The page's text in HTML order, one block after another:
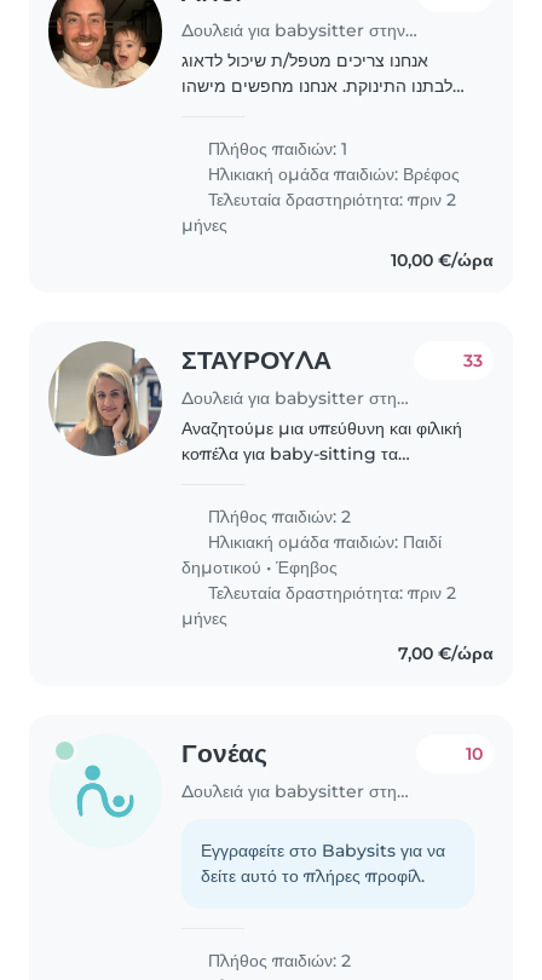
Δουλειά για babysitter στην περιοχή Γλυφάδα
אנחנו צריכים מטפל/ת שיכול לדאוג
לבתנו התינוקת. אנחנו מחפשים מישהו
בתנו היא חברותית, מבדרת ומאוד עליזה.
אנו מעוניינים בטיפול בביתנו. אם אתה
מעוניין..
Πλήθος παιδιών: 1
Ηλικιακή ομάδα παιδιών: Βρέφος
Τελευταία δραστηριότητα: πριν 2
μήνες
10,00 €/ώρα
ΣΤΑΥΡΟΥΛΑ
Δουλειά για babysitter στην περιοχή Γλυφάδα
33
Αναζητούμε μια υπεύθυνη και φιλική
κοπέλα για baby-sitting τα
παιδιά μας: ένα κορίτσι 12 ετών και
ένα αγόρι 6 ετών. Η φύλαξη
περιλαμβάνει παιχνίδι,..
Πλήθος παιδιών: 2
Ηλικιακή ομάδα παιδιών: Παιδί
δημοτικού •Έφηβος
Τελευταία δραστηριότητα: πριν 2
μήνες
7,00 €/ώρα
Γονέας
Δουλειά για babysitter στην περιοχή Γλυφάδα
10
Εγγραφείτε στο Babysits για να
δείτε αυτό το πλήρες προφίλ.
Πλήθος παιδιών: 2